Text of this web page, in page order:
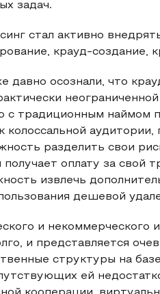
задач.
стал активно
крауд-создание,
давно осознали, что
традиционным наймом
разделить свои
получает оплату за
извлечь
дешевой
и некоммерческого
и представляется
структуры на
ей